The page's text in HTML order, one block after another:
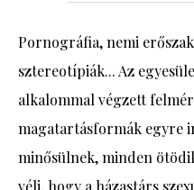
Pornográfia, nemi
sztereotípiák... Az
alkalommal végzett
magatartásformák egyre
minősülnek, minden
véli, hogy a házastárs